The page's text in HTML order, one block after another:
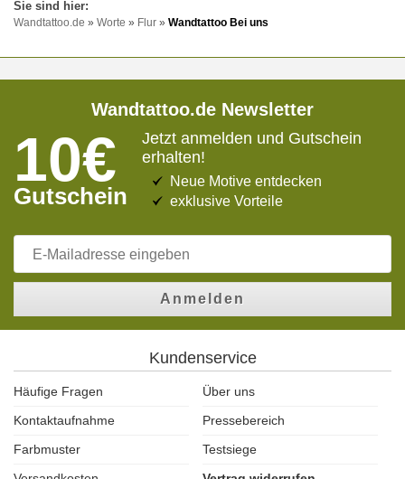
Wandtattoo.de » Worte » Flur » Wandtattoo Bei uns
Wandtattoo.de Newsletter
10€
Gutschein
Jetzt anmelden und Gutschein
erhalten!
Neue Motive entdecken
exklusive Vorteile
Anmelden
Kundenservice
Häufige Fragen
Über uns
Kontaktaufnahme
Pressebereich
Farbmuster
Testsiege